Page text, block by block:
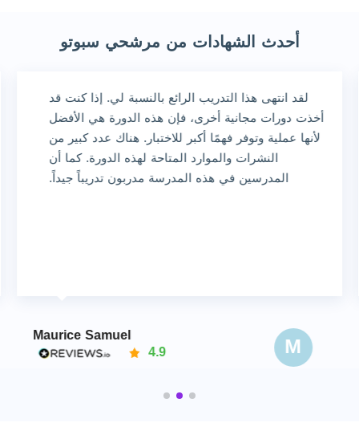
أحدث الشهادات من مرشحي سبوتو
لقد انتهى هذا التدريب الرائع بالنسبة لي. إذا كنت قد
أخذت دورات مجانية أخرى، فإن هذه الدورة هي الأفضل
لأنها عملية وتوفر فهمًا أكبر للاختبار. هناك عدد كبير من
النشرات والموارد المتاحة لهذه الدورة. كما أن
المدرسين في هذه المدرسة مدربون تدريباً جيداً.
M
Maurice Samuel
4.9